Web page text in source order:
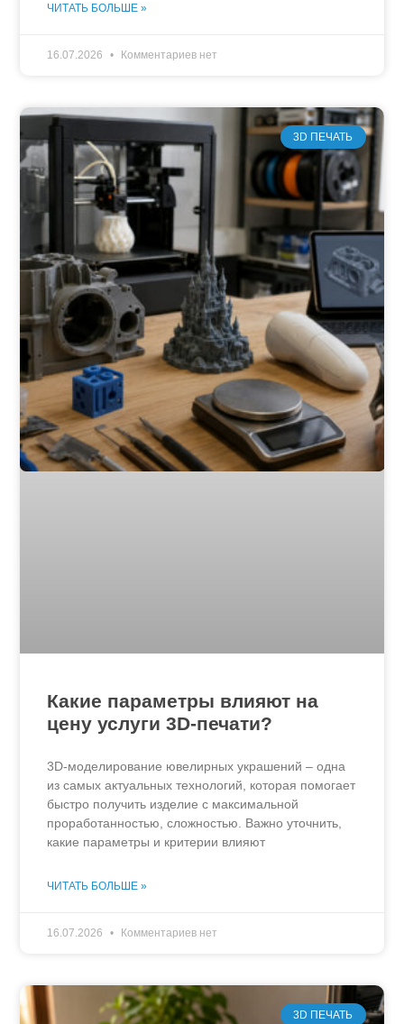
ЧИТАТЬ БОЛЬШЕ »
16.07.2026 Комментариев нет
3D ПЕЧАТЬ
Какие параметры влияют на
цену услуги 3D-печати?
3D-моделирование ювелирных украшений – одна
из самых актуальных технологий, которая помогает
быстро получить изделие с максимальной
проработанностью, сложностью. Важно уточнить,
какие параметры и критерии влияют
ЧИТАТЬ БОЛЬШЕ »
16.07.2026 Комментариев нет
3D ПЕЧАТЬ